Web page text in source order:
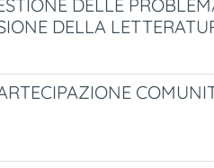
DELLE
DELLA